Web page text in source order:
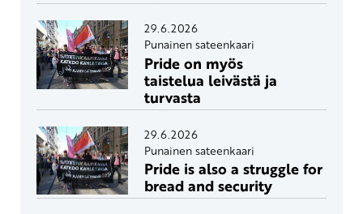
29.6.2026
Punainen sateenkaari
Pride on myös
taistelua leivästä ja
turvasta
29.6.2026
Punainen sateenkaari
Pride is also a struggle for
bread and security